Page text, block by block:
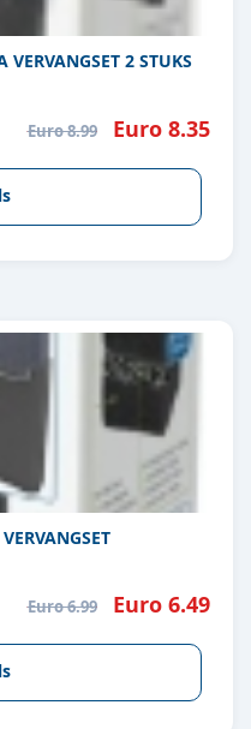
VERVANGSET 2 STUKS
Euro 8.99 Euro 8.35
Euro 6.99 Euro 6.49